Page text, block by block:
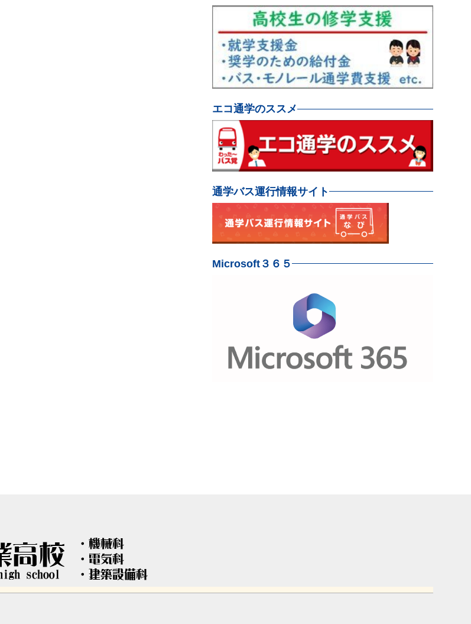
エコ通学のススメ
通学バス運行情報サイト
Microsoft３６５